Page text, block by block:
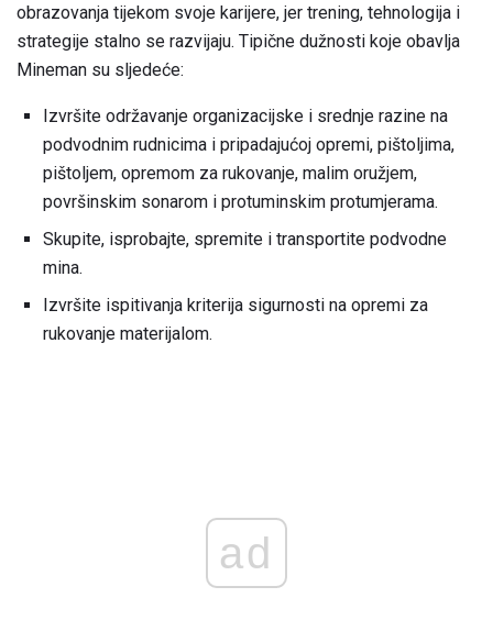
obrazovanja tijekom svoje karijere, jer trening, tehnologija i
strategije stalno se razvijaju. Tipične dužnosti koje obavlja
Mineman su sljedeće:
Izvršite održavanje organizacijske i srednje razine na
podvodnim rudnicima i pripadajućoj opremi, pištoljima,
pištoljem, opremom za rukovanje, malim oružjem,
površinskim sonarom i protuminskim protumjerama.
Skupite, isprobajte, spremite i transportite podvodne
mina.
Izvršite ispitivanja kriterija sigurnosti na opremi za
rukovanje materijalom.
ad